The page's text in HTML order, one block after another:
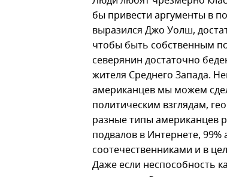
бы привести аргументы в
выразился Джо Уолш,
чтобы быть собственным
северянин достаточно
жителя Среднего Запада.
американцев мы можем
политическим взглядам,
разные типы американцев
подвалов в Интернете,
соотечественниками и в
Даже если неспособность